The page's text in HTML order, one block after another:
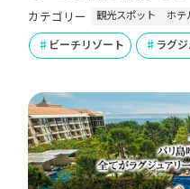
カテゴリー 観光スポット ホテ
ビーチリゾート ラグ